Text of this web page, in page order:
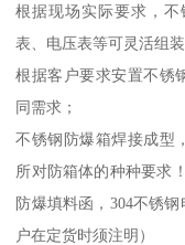
根据现场实际要求，
表、电压表等可灵活组装
根据客户要求安置不锈
同需求；
不锈钢防爆箱焊接成型
所对防箱体的种种要求
防爆填料函，304不锈
户在定货时须注明）